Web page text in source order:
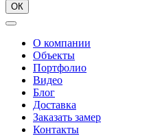
ОК
О компании
Объекты
Портфолио
Видео
Блог
Доставка
Заказать замер
Контакты